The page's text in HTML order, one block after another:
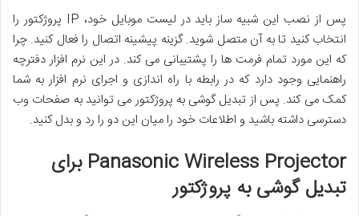
پس از نصب این شبیه ساز باید در لیست موبایل خود، IP پروژکتور را
انتخاب کنید تا به آن متصل شوید. گزینه پیشینه اتصال را فعال کنید. چرا
که این مورد تمام فرمت ها را پشتیبانی می کند. در این نرم افزار دفترچه
راهنمایی وجود دارد که در رابطه با راه اندازی و اجرای نرم افزار به شما
کمک می کند. پس از تبدیل گوشی به پروژکتور می توانید به صفحات وب
دسترسی داشته باشید و اطلاعات خود را میان این دو را رد و بدل کنید.
Panasonic Wireless Projector برای
تبدیل گوشی به پروژکتور